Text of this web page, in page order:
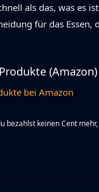
als das, was es
für das Essen,
(Amazon)
bei Amazon
bezahlst keinen Cent